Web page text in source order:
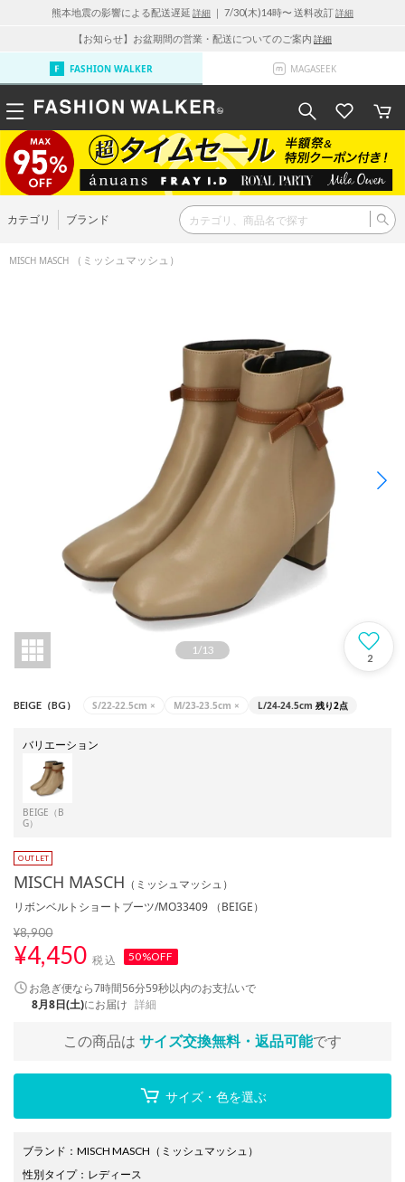
熊本地震の影響による配送遅延 詳細 ｜ 7/30(木)14時〜 送料改訂詳細
【お知らせ】お盆期間の営業・配送についてのご案内 詳細
FASHION WALKER MAGASEEK
カテゴリ ブランド
MISCH MASCH （ミッシュマッシュ）
1 /13
2
BEIGE（BG） S/22-22.5cm × M/23-23.5cm × L/24-24.5cm 残り2点
バリエーション
BEIGE（B
G）
MISCH MASCH （ミッシュマッシュ）
リボンベルトショートブーツ/MO33409 （BEIGE）
¥8,900
¥4,450 税込 50%OFF
お急ぎ便なら7時間56分59秒以内のお支払いで
8月8日(土)にお届け 詳細
この商品は サイズ交換無料・返品可能です
サイズ・色を選ぶ
ブランド ： MISCH MASCH （ミッシュマッシュ）
性別タイプ： レディース